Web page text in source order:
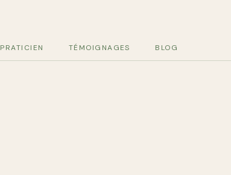
PRATICIEN TÉMOIGNAGES BLOG